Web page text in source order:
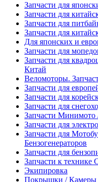
Запчасти для
Запчасти для
Запчасти для
Запчасти для
Для японских и
Запчасти для
Запчасти для
Китай
Веломоторы.
Запчасти для
Запчасти для
Запчасти для
Запчасти
Запчасти для
Запчасти для
Бензогенераторов
Запчасти для
Запчасти к технике
Экипировка
Покрышки / Камеры